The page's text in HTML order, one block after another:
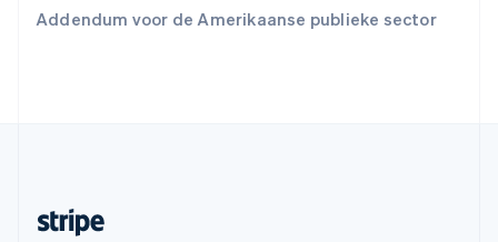
Addendum voor de Amerikaanse publieke sector
English